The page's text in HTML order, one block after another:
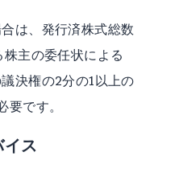
は、発行済株式総数
主の委任状による
決権の2分の1以上の
要です。
ス